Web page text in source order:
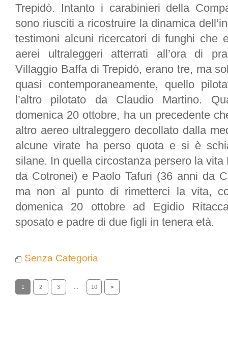
Trepidò. Intanto i carabinieri della
sono riusciti a ricostruire la dinamica
testimoni alcuni ricercatori di funghi che
aerei ultraleggeri atterrati all’ora di
Villaggio Baffa di Trepidò, erano tre, ma
quasi contemporaneamente, quello
l’altro pilotato da Claudio Martino.
domenica 20 ottobre, ha un precedente
altro aereo ultraleggero decollato dalla
alcune virate ha perso quota e si è
silane. In quella circostanza persero la vita
da Cotronei) e Paolo Tafuri (36 anni da
ma non al punto di rimetterci la vita,
domenica 20 ottobre ad Egidio
sposato e padre di due figli in tenera età.
Senza Categoria
1 2 3 10 >